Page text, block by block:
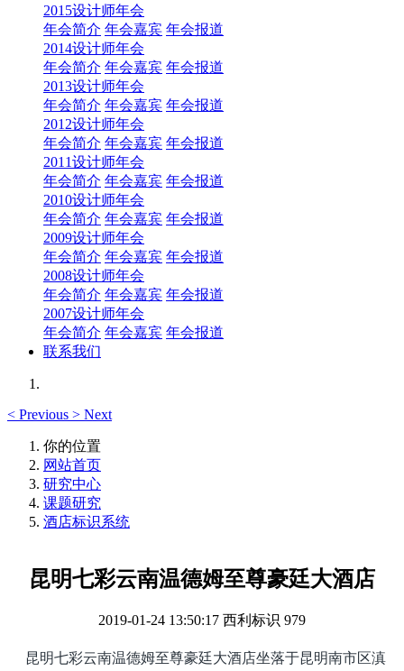
2015设计师年会
年会简介 年会嘉宾 年会报道
2014设计师年会
年会简介 年会嘉宾 年会报道
2013设计师年会
年会简介 年会嘉宾 年会报道
2012设计师年会
年会简介 年会嘉宾 年会报道
2011设计师年会
年会简介 年会嘉宾 年会报道
2010设计师年会
年会简介 年会嘉宾 年会报道
2009设计师年会
年会简介 年会嘉宾 年会报道
2008设计师年会
年会简介 年会嘉宾 年会报道
2007设计师年会
年会简介 年会嘉宾 年会报道
联系我们
< Previous > Next
你的位置
网站首页
研究中心
课题研究
酒店标识系统
昆明七彩云南温德姆至尊豪廷大酒店
2019-01-24 13:50:17 西利标识 979
昆明七彩云南温德姆至尊豪廷大酒店坐落于昆明南市区滇